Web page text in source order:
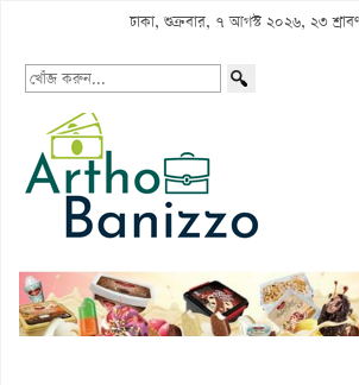
ঢাকা, শুক্রবার, ৭ আগস্ট ২০২৬, ২৩